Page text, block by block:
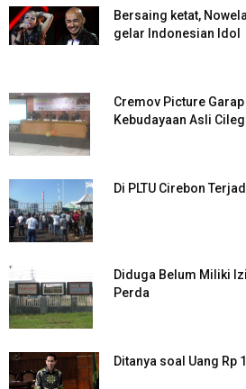
Bersaing ketat,
gelar Indonesian Idol
Cremov Picture
Kebudayaan Asli
Di PLTU Cirebon
Diduga Belum Miliki
Perda
Ditanya soal Uang Rp